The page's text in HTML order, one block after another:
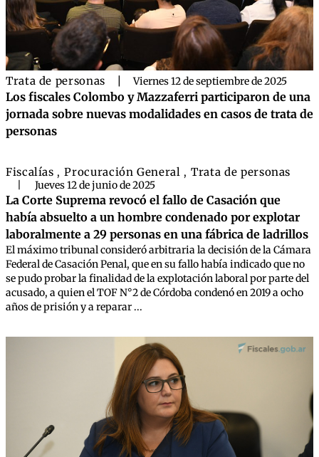
Trata de personas Viernes 12 de septiembre de 2025
Los fiscales Colombo y Mazzaferri participaron de una
jornada sobre nuevas modalidades en casos de trata de
personas
Fiscalías , Procuración General , Trata de personas
Jueves 12 de junio de 2025
La Corte Suprema revocó el fallo de Casación que
había absuelto a un hombre condenado por explotar
laboralmente a 29 personas en una fábrica de ladrillos
El máximo tribunal consideró arbitraria la decisión de la Cámara
Federal de Casación Penal, que en su fallo había indicado que no
se pudo probar la finalidad de la explotación laboral por parte del
acusado, a quien el TOF N°2 de Córdoba condenó en 2019 a ocho
años de prisión y a reparar ...